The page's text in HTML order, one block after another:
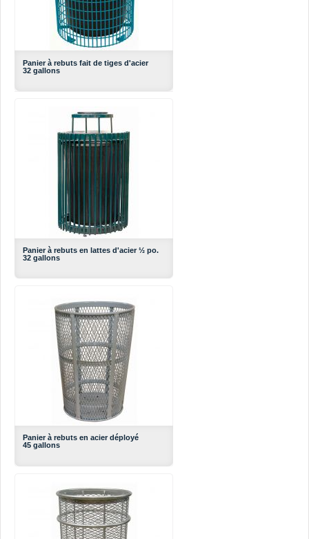
Panier à rebuts fait de tiges d'acier
32 gallons
Panier à rebuts en lattes d'acier ½ po.
32 gallons
Panier à rebuts en acier déployé
45 gallons